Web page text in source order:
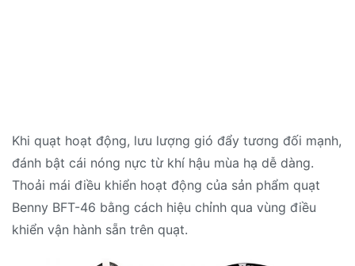
Khi quạt hoạt động, lưu lượng gió đẩy tương đối mạnh,
đánh bật cái nóng nực từ khí hậu mùa hạ dễ dàng.
Thoải mái điều khiển hoạt động của sản phẩm quạt
Benny BFT-46 bằng cách hiệu chỉnh qua vùng điều
khiển vận hành sẵn trên quạt.